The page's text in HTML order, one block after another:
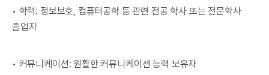
• 학력: 정보보호, 컴퓨터공학 등 관련 전공 학사 또는 전문학사
졸업자
• 커뮤니케이션: 원활한 커뮤니케이션 능력 보유자